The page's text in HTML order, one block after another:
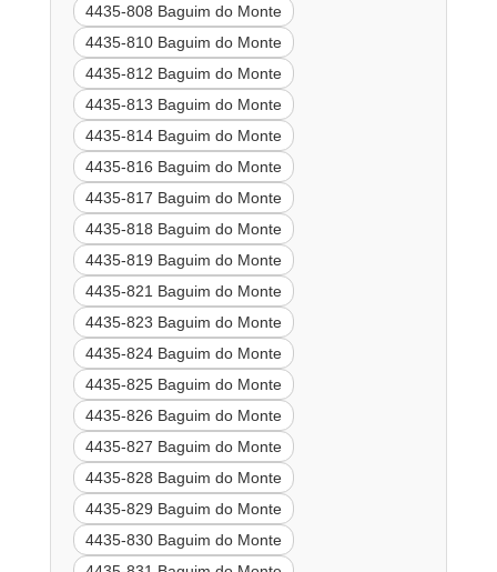
4435-808 Baguim do Monte
4435-810 Baguim do Monte
4435-812 Baguim do Monte
4435-813 Baguim do Monte
4435-814 Baguim do Monte
4435-816 Baguim do Monte
4435-817 Baguim do Monte
4435-818 Baguim do Monte
4435-819 Baguim do Monte
4435-821 Baguim do Monte
4435-823 Baguim do Monte
4435-824 Baguim do Monte
4435-825 Baguim do Monte
4435-826 Baguim do Monte
4435-827 Baguim do Monte
4435-828 Baguim do Monte
4435-829 Baguim do Monte
4435-830 Baguim do Monte